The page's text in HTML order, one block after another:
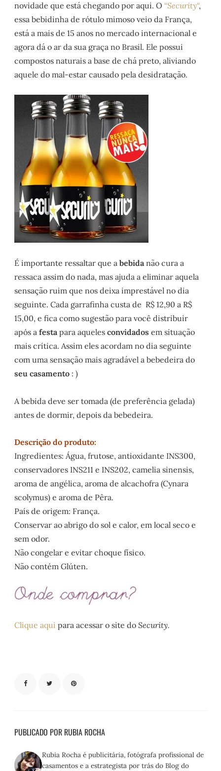
novidade que está chegando por aqui. O“Security“,
essa bebidinha de rótulo mimoso veio da França,
está a mais de 15 anos no mercado internacional e
agora dá o ar da sua graça no Brasil. Ele possui
compostos naturais a base de chá preto, aliviando
aquele do mal-estar causado pela desidratação.
É importante ressaltar que abebidanão cura a
ressaca assim do nada, mas ajuda a eliminar aquela
sensação ruim que nos deixa imprestável no dia
seguinte. Cada garrafinha custa de R$ 12,90 a R$
15,00, e fica como sugestão para você distribuir
após a festa para aquelesconvidados em situação
mais crítica. Assim eles acordam no dia seguinte
com uma sensação mais agradável a bebedeira do
seu casamento : )
A bebida deve ser tomada (de preferência gelada)
antes de dormir, depois da bebedeira.
Descrição do produto:
Ingredientes: Água, frutose, antioxidante INS300,
conservadores INS211 e INS202, camelia sinensis,
aroma de angélica, aroma de alcachofra (Cynara
scolymus) e aroma de Pêra.
País de origem: França.
Conservar ao abrigo do sol e calor, em local seco e
sem odor.
Não congelar e evitar choque físico.
Não contém Glúten.
Clique aqui para acessar o site doSecurity.
PUBLICADO POR RUBIA ROCHA
Rubia Rocha é publicitária, fotógrafa profissional de
casamentos e a estrategista por trás do Blog do